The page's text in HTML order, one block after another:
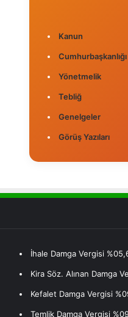
Kanun
Yönetmelik
Tebliğ
Genelgeler
Görüş Yazıları
İhale Damga Vergisi
Kira Söz. Alınan Damga
Kefalet Damga Vergisi
Temlik Damga Vergisi